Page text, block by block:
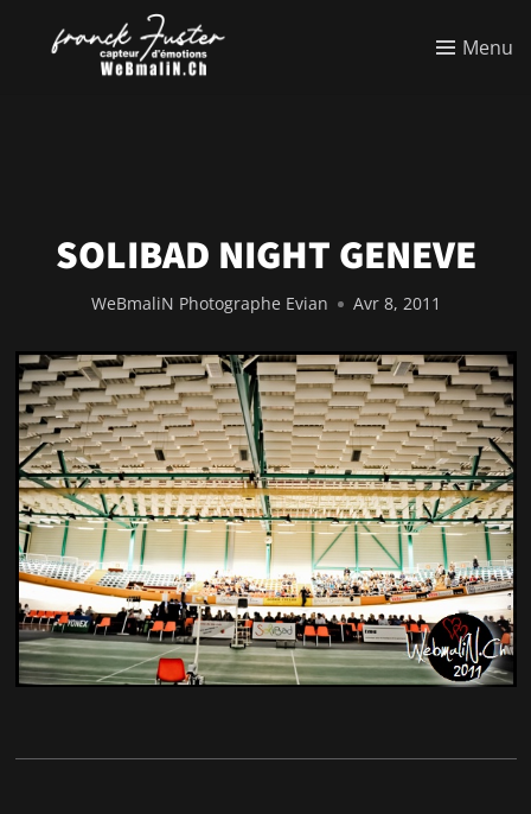
Menu
SOLIBAD NIGHT GENEVE
WeBmaliN Photographe Evian Avr 8, 2011